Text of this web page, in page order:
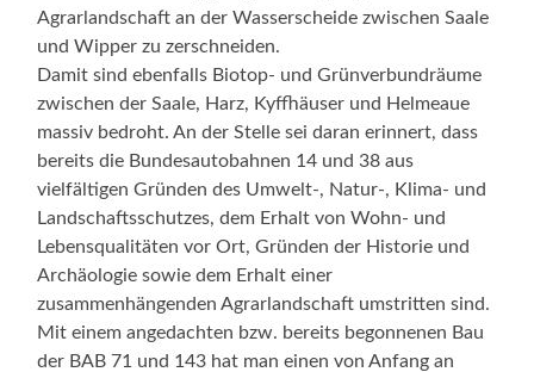
Agrarlandschaft an der Wasserscheide zwischen Saale
und Wipper zu zerschneiden.
Damit sind ebenfalls Biotop- und Grünverbundräume
zwischen der Saale, Harz, Kyffhäuser und Helmeaue
massiv bedroht. An der Stelle sei daran erinnert, dass
bereits die Bundesautobahnen 14 und 38 aus
vielfältigen Gründen des Umwelt-, Natur-, Klima- und
Landschaftsschutzes, dem Erhalt von Wohn- und
Lebensqualitäten vor Ort, Gründen der Historie und
Archäologie sowie dem Erhalt einer
zusammenhängenden Agrarlandschaft umstritten sind.
Mit einem angedachten bzw. bereits begonnenen Bau
der BAB 71 und 143 hat man einen von Anfang an